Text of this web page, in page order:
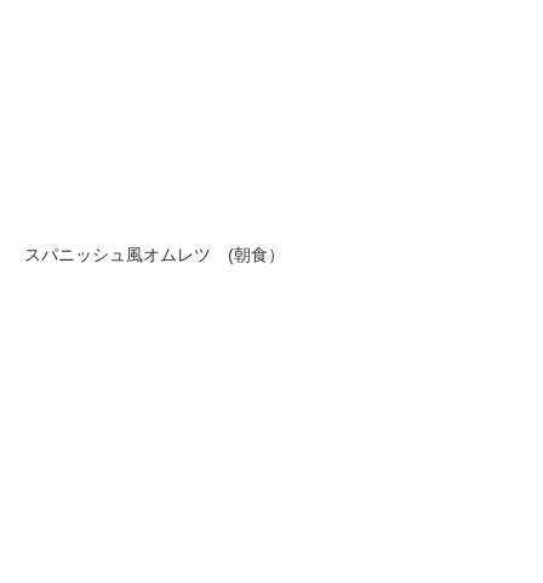
スパニッシュ風オムレツ (朝食）